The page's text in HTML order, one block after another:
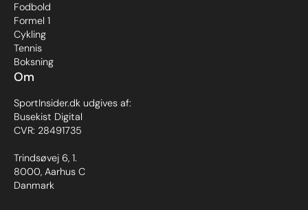
Om
SportInsider.dk udgives af:
Busekist Digital
CVR: 28491735
Trindsøvej 6, 1.
8000, Aarhus C
Danmark
Fodbold
Formel 1
Cykling
Tennis
Boksning